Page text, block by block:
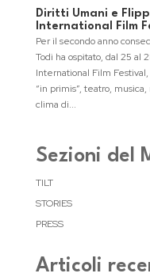
Diritti Umani e
International Film
Per il secondo anno
Todi ha ospitato, dal 25 al
International Film
“in primis”, teatro,
clima di...
Sezioni del
TILT
STORIES
PRESS
Articoli